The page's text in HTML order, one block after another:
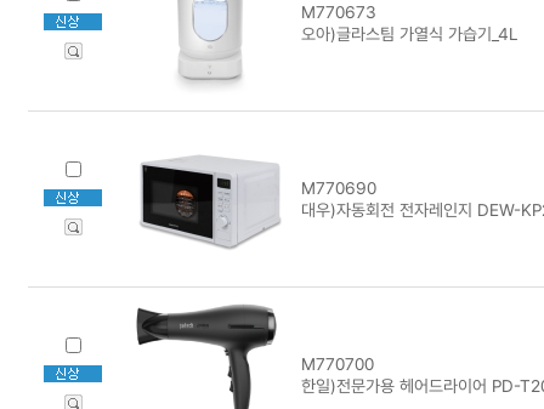
M770673
오아)글라스팀 가열식 가습기_4L
M770690
대우)자동회전 전자레인지 DEW-
M770700
한일)전문가용 헤어드라이어 PD-